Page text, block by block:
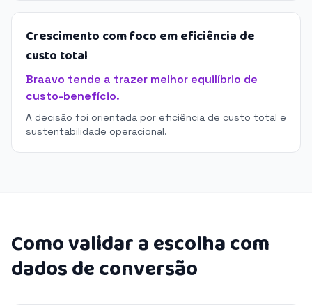
Crescimento com foco em eficiência de
custo total
Braavo tende a trazer melhor equilíbrio de
custo-benefício.
A decisão foi orientada por eficiência de custo total e
sustentabilidade operacional.
Como validar a escolha com
dados de conversão